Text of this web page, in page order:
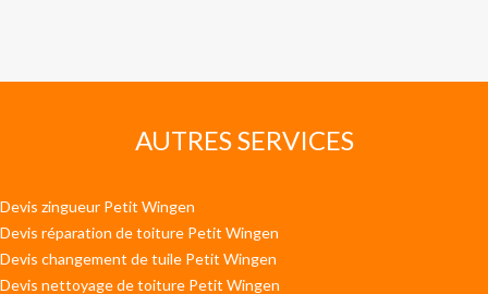
AUTRES SERVICES
Devis zingueur Petit Wingen
Devis réparation de toiture Petit Wingen
Devis changement de tuile Petit Wingen
Devis nettoyage de toiture Petit Wingen